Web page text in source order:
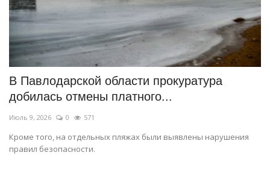
В Павлодарской области прокуратура
добилась отмены платного...
Июль 9, 2026 0 571
Кроме того, на отдельных пляжах были выявлены нарушения
правил безопасности.